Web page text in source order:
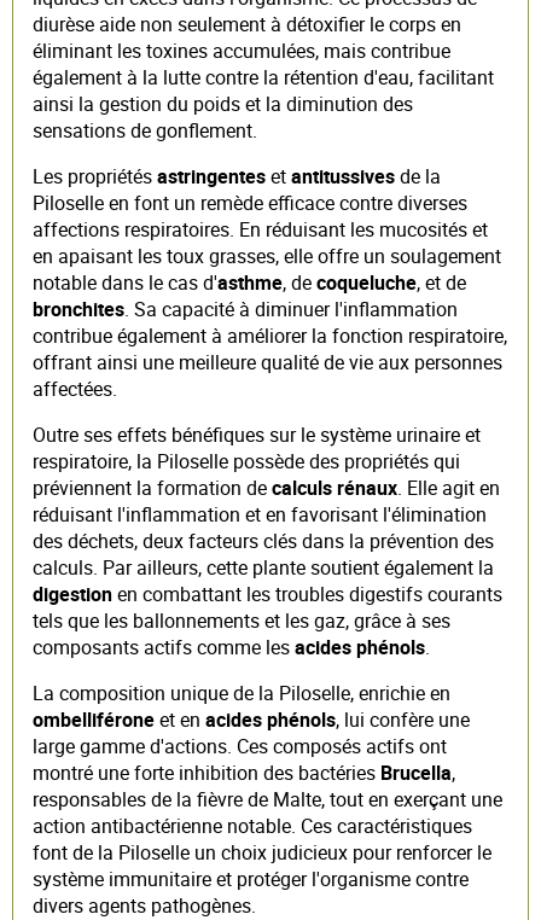
diurèse aide non seulement à détoxifier le corps en
éliminant les toxines accumulées, mais contribue
également à la lutte contre la rétention d'eau, facilitant
ainsi la gestion du poids et la diminution des
sensations de gonflement.
Les propriétésastringentesetantitussivesde la
Piloselle en font un remède efficace contre diverses
affections respiratoires. En réduisant les mucosités et
en apaisant les toux grasses, elle offre un soulagement
notable dans le cas d'asthme, decoqueluche, et de
bronchites. Sa capacité à diminuer l'inflammation
contribue également à améliorer la fonction respiratoire,
offrant ainsi une meilleure qualité de vie aux personnes
affectées.
Outre ses effets bénéfiques sur le système urinaire et
respiratoire, la Piloselle possède des propriétés qui
préviennent la formation decalculs rénaux. Elle agit en
réduisant l'inflammation et en favorisant l'élimination
des déchets, deux facteurs clés dans la prévention des
calculs. Par ailleurs, cette plante soutient également la
digestionen combattant les troubles digestifs courants
tels que les ballonnements et les gaz, grâce à ses
composants actifs comme lesacides phénols.
La composition unique de la Piloselle, enrichie en
ombelliféroneet en acides phénols, lui confère une
large gamme d'actions. Ces composés actifs ont
montré une forte inhibition des bactéries Brucella,
responsables de la fièvre de Malte, tout en exerçant une
action antibactérienne notable. Ces caractéristiques
font de la Piloselle un choix judicieux pour renforcer le
système immunitaire et protéger l'organisme contre
divers agents pathogènes.